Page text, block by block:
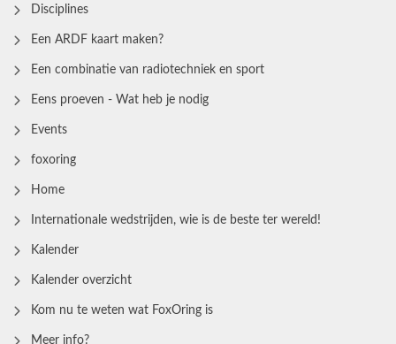
Disciplines
Een ARDF kaart maken?
Een combinatie van radiotechniek en sport
Eens proeven - Wat heb je nodig
Events
foxoring
Home
Internationale wedstrijden, wie is de beste ter wereld!
Kalender
Kalender overzicht
Kom nu te weten wat FoxOring is
Meer info?